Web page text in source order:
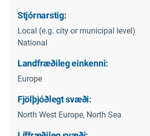
Stjórnarstig:
Local (e.g. city or municipal level)
National
Landfræðileg einkenni:
Europe
Fjölþjóðlegt svæði:
North West Europe, North Sea